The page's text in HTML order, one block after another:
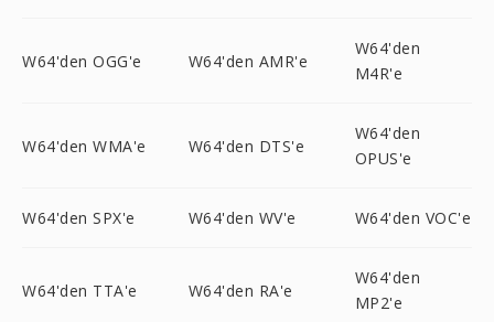
W64'den OGG'e W64'den AMR'e
W64'den
M4R'e
W64'den WMA'e W64'den DTS'e
W64'den
OPUS'e
W64'den SPX'e W64'den WV'e W64'den VOC'e
W64'den TTA'e W64'den RA'e
W64'den
MP2'e